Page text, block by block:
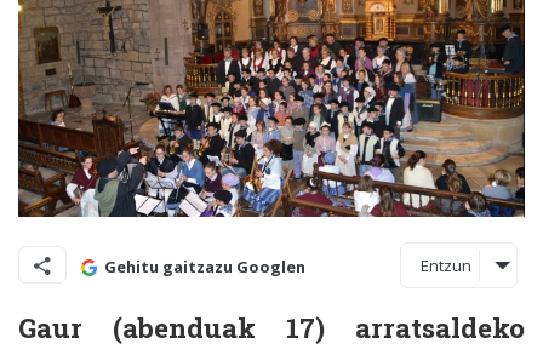
Gehitu gaitzazu Googlen Entzun
Gaur (abenduak 17) arratsaldeko